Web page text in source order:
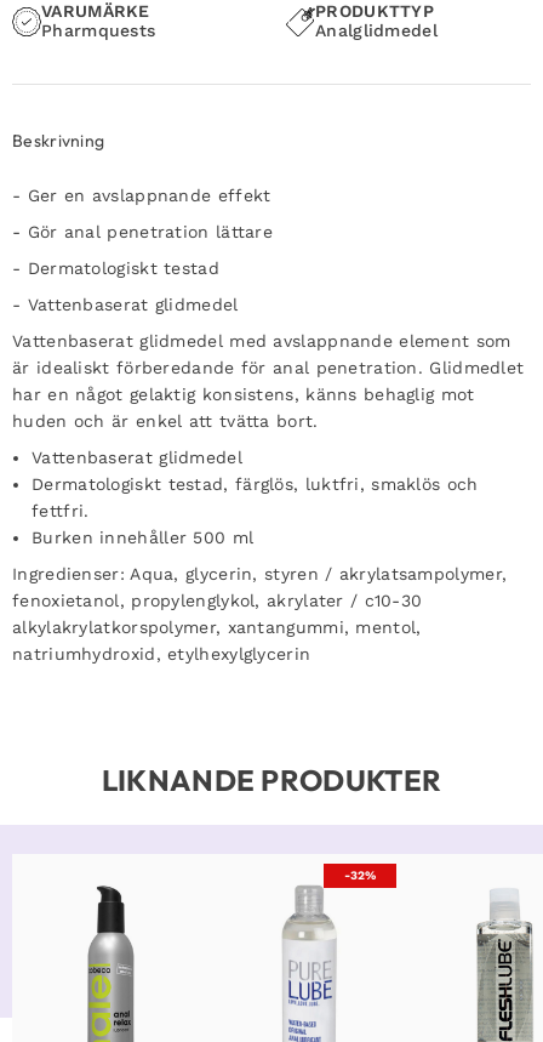
VARUMÄRKE
Pharmquests
PRODUKTTYP
Analglidmedel
Beskrivning
- Ger en avslappnande effekt
- Gör anal penetration lättare
- Dermatologiskt testad
- Vattenbaserat glidmedel
Vattenbaserat glidmedel med avslappnande element som
är idealiskt förberedande för anal penetration. Glidmedlet
har en något gelaktig konsistens, känns behaglig mot
huden och är enkel att tvätta bort.
Vattenbaserat glidmedel
Dermatologiskt testad, färglös, luktfri, smaklös och
fettfri.
Burken innehåller 500 ml
Ingredienser: Aqua, glycerin, styren / akrylatsampolymer,
fenoxietanol, propylenglykol, akrylater / c10-30
alkylakrylatkorspolymer, xantangummi, mentol,
natriumhydroxid, etylhexylglycerin
LIKNANDE PRODUKTER
-32%